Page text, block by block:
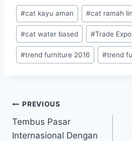
Post
Tags:
#cat kayu aman #cat ramah
#cat water based #Trade
#trend furniture 2016 #trend
Post
navigation
PREVIOUS
Tembus Pasar
Internasional Dengan